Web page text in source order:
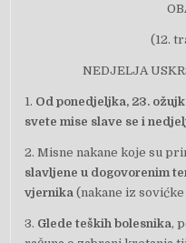
(12.
NEDJELJA
1. Od ponedjeljka, 23.
svete mise slave se i
2. Misne nakane koje su
slavljene u dogovorenim
vjernika (nakane iz
3. Glede teških bolesnika,